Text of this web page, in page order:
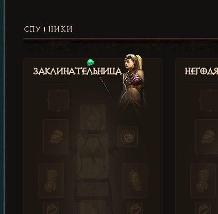
СПУТНИКИ
Заклинательница